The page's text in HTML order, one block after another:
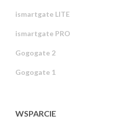
ismartgate LITE
ismartgate PRO
Gogogate 2
Gogogate 1
WSPARCIE